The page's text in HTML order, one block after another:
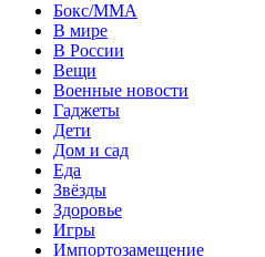
Бокс/MMA
В мире
В России
Вещи
Военные новости
Гаджеты
Дети
Дом и сад
Еда
Звёзды
Здоровье
Игры
Импортозамещение